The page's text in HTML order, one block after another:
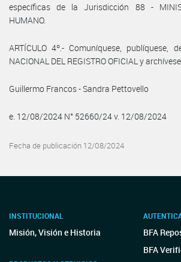
específicas de la Jurisdicción 88 -
HUMANO.
ARTÍCULO 4º.- Comuníquese, publíquese,
NACIONAL DEL REGISTRO OFICIAL y archívese.
Guillermo Francos - Sandra Pettovello
e. 12/08/2024 N° 52660/24 v. 12/08/2024
Fecha de publicación 12/08/2024
INSTITUCIONAL
Misión, Visión e Historia
BFA
BFA